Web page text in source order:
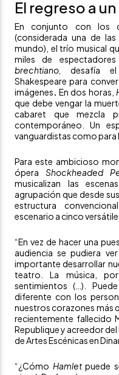
El regreso a
En conjunto con los
(considerada una de
mundo), el trío musical
miles de
brechtiano,desafía
Shakespeare para
imágenes. En dos horas,
que debe vengar la
cabaret que mezcla
contemporáneo. Un
vanguardistas como para
Para este ambicioso
ópera Shockheaded
musicalizan las escenas
agrupación que desde
estructura
escenario a cinco
“En vez de hacer una
audiencia se pudiera
importante desarrollar
teatro. La música,
sentimientos (…).
diferente con los
nuestros corazones más
recientemente fallecido
Republique y acreedor
de Artes Escénicas en
“¿Cómo Hamletpuede